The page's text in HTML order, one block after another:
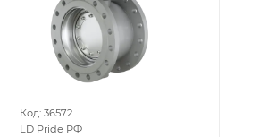
Код: 36572
LD Pride РФ